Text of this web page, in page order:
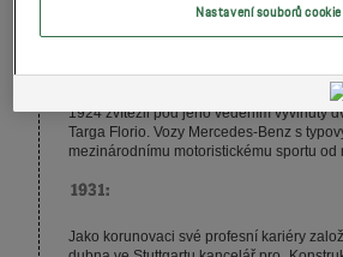
Nastavení souborů cookie